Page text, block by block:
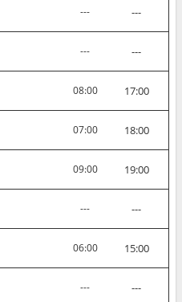
--- ---
--- ---
08:00 17:00
07:00 18:00
09:00 19:00
--- ---
06:00 15:00
--- ---